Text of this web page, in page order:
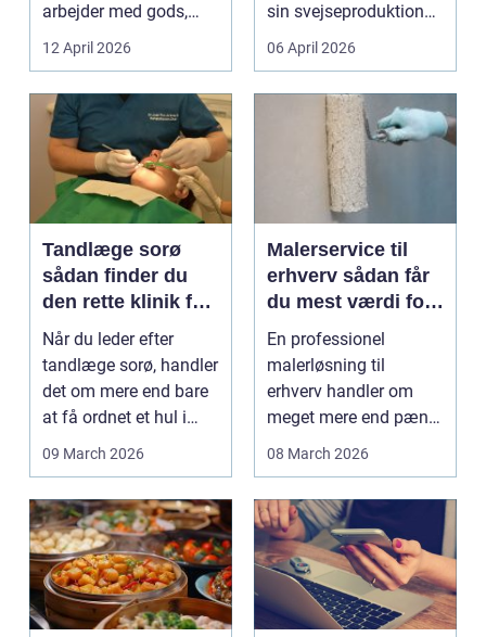
arbejder med gods,
skrot eller ...
12 April 2026
sin svejseproduktion
sikkert, ensartet og ...
06 April 2026
Tandlæge sorø
sådan finder du
den rette klinik for
dig
Når du leder efter
tandlæge sorø, handler
det om mere end bare
at få ordnet et hul i
tanden. For man...
09 March 2026
Malerservice til
erhverv sådan får
du mest værdi for
pengene
En professionel
malerløsning til
erhverv handler om
meget mere end pæne
vægge. Malerarbejde
08 March 2026